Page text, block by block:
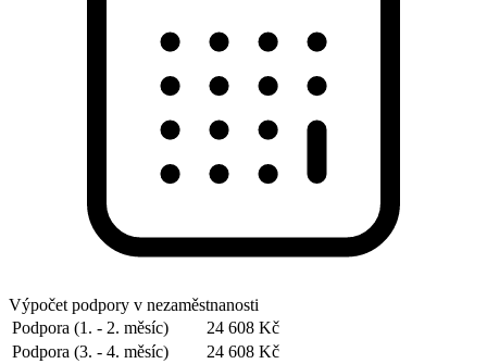
Výpočet podpory v nezaměstnanosti
Podpora (1. - 2. měsíc)
24 608 Kč
Podpora (3. - 4. měsíc)
24 608 Kč